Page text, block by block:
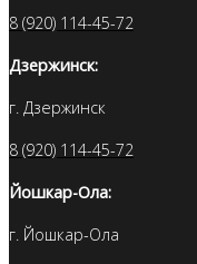
8 (920) 114-45-72
Дзержинск:
г. Дзержинск
8 (920) 114-45-72
Йошкар-Ола:
г. Йошкар-Ола